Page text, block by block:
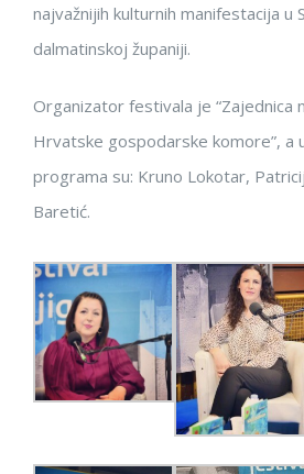
najvažnijih kulturnih manifestacija u
dalmatinskoj županiji.
Organizator festivala je “Zajednica
Hrvatske gospodarske komore”, a
programa su: Kruno Lokotar,
Baretić.